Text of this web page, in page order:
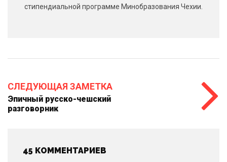
стипендиальной программе Минобразования Чехии.
СЛЕДУЮЩАЯ ЗАМЕТКА
Эпичный русско-чешский
разговорник
45 КОММЕНТАРИЕВ